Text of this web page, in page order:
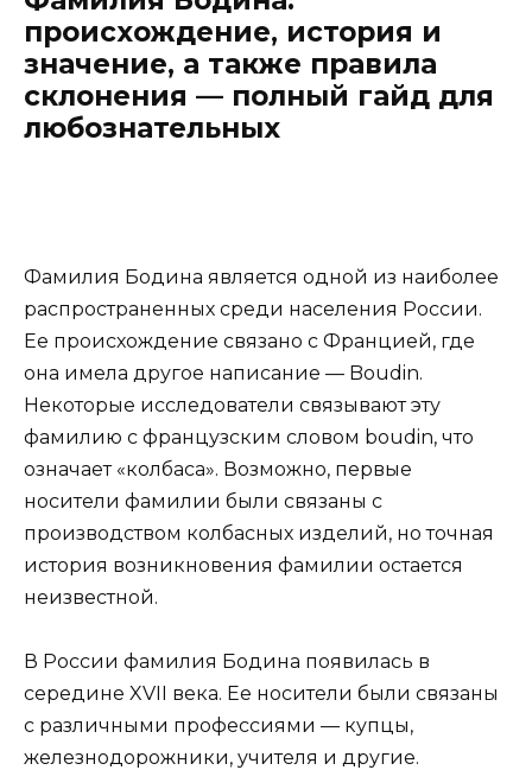
происхождение, история и
значение, а также правила
склонения — полный гайд для
любознательных
Фамилия Бодина является одной из наиболее
распространенных среди населения России.
Ее происхождение связано с Францией, где
она имела другое написание — Boudin.
Некоторые исследователи связывают эту
фамилию с французским словом boudin, что
означает «колбаса». Возможно, первые
носители фамилии были связаны с
производством колбасных изделий, но точная
история возникновения фамилии остается
неизвестной.
В России фамилия Бодина появилась в
середине XVII века. Ее носители были связаны
с различными профессиями — купцы,
железнодорожники, учителя и другие.